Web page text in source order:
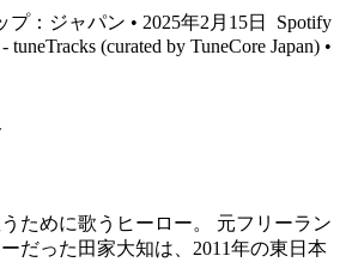
プ：ジャパン • 2025年2月15日
Spotify
(curated by TuneCore Japan) •
ために歌うヒーロー。 元フリーラン
だった田家大知は、2011年の東日本